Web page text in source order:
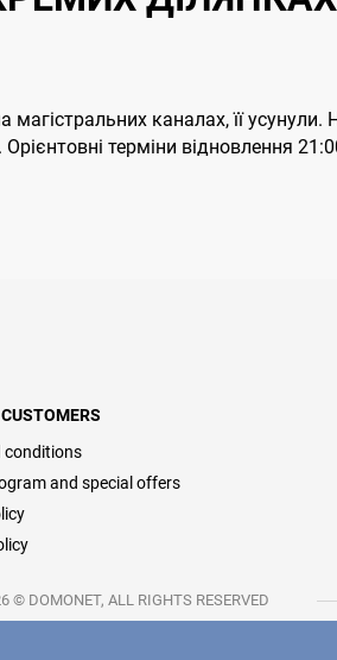
каналах, її
терміни відновлення
conditions
and special offers
© DOMONET, ALL RIGHTS RESERVED